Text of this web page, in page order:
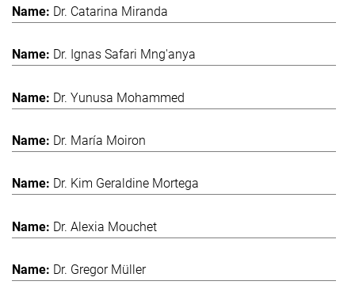
Dr. Catarina Miranda
Dr. Ignas Safari Mng'anya
Dr. Yunusa Mohammed
Dr. María Moiron
Dr. Kim Geraldine Mortega
Dr. Alexia Mouchet
Dr. Gregor Müller